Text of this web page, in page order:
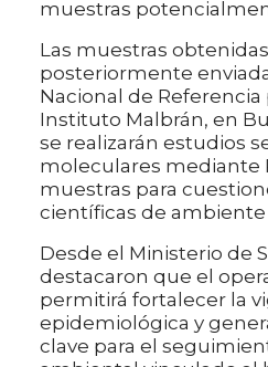
muestras
Las muestras
posteriormente
Nacional de Referencia
Instituto Malbrán, en
se realizarán estudios
moleculares mediante
muestras para
científicas de ambiente
Desde el Ministerio de
destacaron que el
permitirá fortalecer la
epidemiológica y
clave para el